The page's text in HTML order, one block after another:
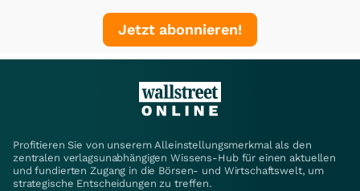
Jetzt abonnieren!
Profitieren Sie von unserem Alleinstellungsmerkmal als den
zentralen verlagsunabhängigen Wissens-Hub für einen aktuellen
und fundierten Zugang in die Börsen- und Wirtschaftswelt, um
strategische Entscheidungen zu treffen.